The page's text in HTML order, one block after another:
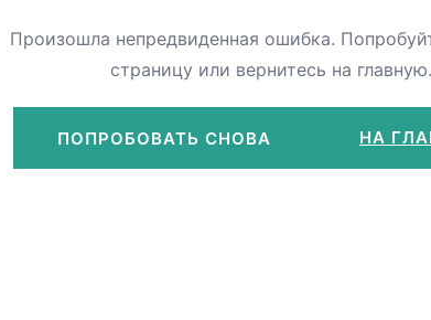
Произошла непредвиденная ошибка.
страницу или вернитесь на главную.
ПОПРОБОВАТЬ СНОВА НА